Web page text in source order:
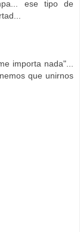
ese tipo de
importa nada"...
que unirnos